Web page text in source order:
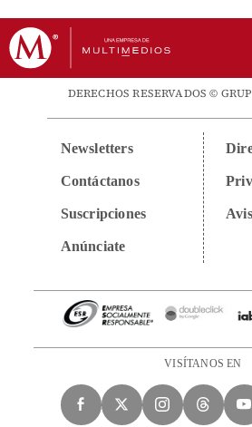
DERECHOS RESERVADOS ©
Newsletters
Contáctanos
Suscripciones
Anúnciate
VISÍTANOS EN